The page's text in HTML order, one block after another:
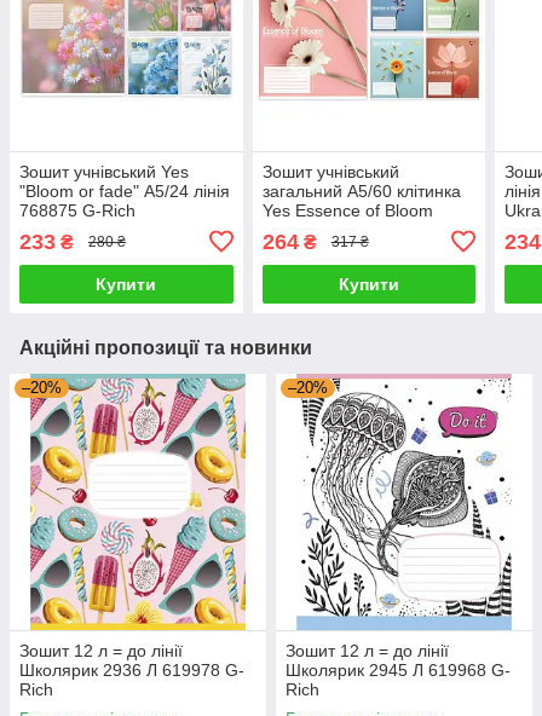
Зошит учнівський Yes
"Bloom or fade" А5/24 лінія
768875 G-Rich
233 ₴ 280 ₴
Купити
Зошит учнівський
загальний А5/60 клітинка
Yes Essence of Bloom
264₴ 317 ₴
Купити
234
Акційні пропозиції та новинки
–20%
Зошит 12 л = до лінії
Школярик 2936 Л 619978 G-
Rich
–20%
Зошит 12 л = до лінії
Школярик 2945 Л 619968 G-
Rich